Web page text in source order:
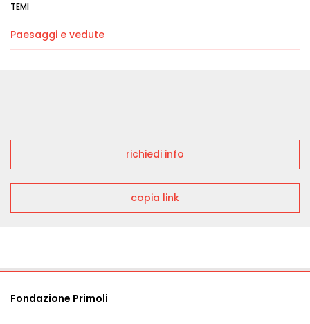
TEMI
Paesaggi e vedute
richiedi info
copia link
Fondazione Primoli